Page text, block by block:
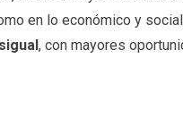
en lo económico y
, con mayores